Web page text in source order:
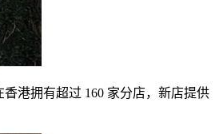
港拥有超过 160 家分店，新店提供